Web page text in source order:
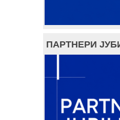
ПАРТНЕРИ